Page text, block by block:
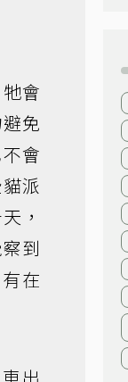
會
免
會
派
，
到
在